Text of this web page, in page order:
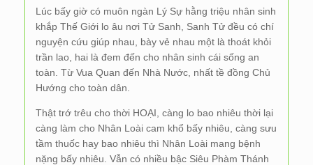
Lúc bấy giờ có muôn ngàn Lý Sự hằng triệu nhân sinh
khắp Thế Giới lo âu nơi Tử Sanh, Sanh Tử đều có chí
nguyện cứu giúp nhau, bày vẻ nhau một là thoát khỏi
trần lao, hai là đem đến cho nhân sinh cái sống an
toàn. Từ Vua Quan đến Nhà Nước, nhất tề đồng Chủ
Hướng cho toàn dân.
Thật trớ trêu cho thời HOẠI, càng lo bao nhiêu thời lại
càng làm cho Nhân Loài cam khổ bấy nhiêu, càng sưu
tầm thuốc hay bao nhiêu thì Nhân Loài mang bệnh
nặng bấy nhiêu. Vẫn có nhiều bậc Siêu Phàm Thánh